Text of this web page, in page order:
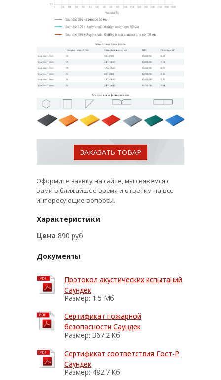
Сертификат соответствия Гост-Р
Саундек
Размер: 482.7 Кб
Сертификат соответствия Гост-Р
Саундек
Протокол акустических испытаний
Саундек
Размер: 1.5 Мб
Протокол акустических испытаний
Саундек
Характеристики
Цена 890 руб
Документы
ЗАКАЗАТЬ ТОВАР
Оформите заявку на сайте, мы свяжемся с
вами в ближайшее время и ответим на все
интересующие вопросы.
Сертификат пожарной
безопасности Саундек
Размер: 367.2 Кб
Сертификат пожарной
безопасности Саундек